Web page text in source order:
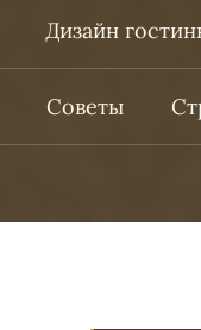
Дизайн
Советы